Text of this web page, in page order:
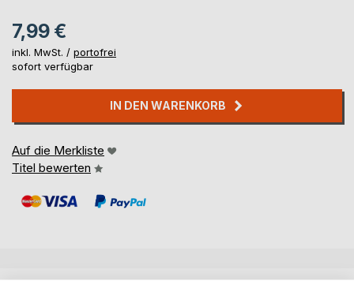
7,99 €
inkl. MwSt. / portofrei
sofort verfügbar
IN DEN WARENKORB
Auf die Merkliste
Titel bewerten